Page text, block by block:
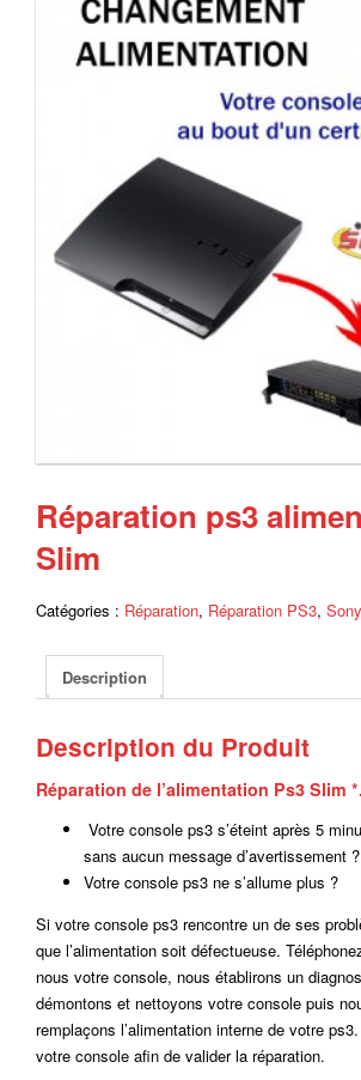
Réparation ps3
Slim
Catégories : Réparation, Réparation PS3, Sony
Description
Description du Produit
Réparation de l’alimentation Ps3 Slim *.
Votre console ps3 s’éteint après 5
sans aucun message d’avertissement ?
Votre console ps3 ne s’allume plus ?
Si votre console ps3 rencontre un de ses
que l’alimentation soit défectueuse.
nous votre console, nous établirons un
démontons et nettoyons votre console puis
remplaçons l’alimentation interne de votre
votre console afin de valider la réparation.